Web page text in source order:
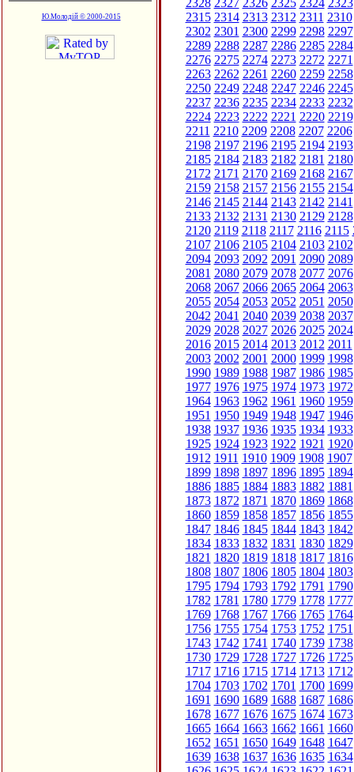
Ю.Молодій © 2000-2015
2328 2327 2326 2325 2324 2323
2315 2314 2313 2312 2311 2310
2302 2301 2300 2299 2298 2297
2289 2288 2287 2286 2285 2284
2276 2275 2274 2273 2272 2271
2263 2262 2261 2260 2259 2258
2250 2249 2248 2247 2246 2245
2237 2236 2235 2234 2233 2232
2224 2223 2222 2221 2220 2219
2211 2210 2209 2208 2207 2206
2198 2197 2196 2195 2194 2193
2185 2184 2183 2182 2181 2180
2172 2171 2170 2169 2168 2167
2159 2158 2157 2156 2155 2154
2146 2145 2144 2143 2142 2141
2133 2132 2131 2130 2129 2128
2120 2119 2118 2117 2116 2115
2107 2106 2105 2104 2103 2102
2094 2093 2092 2091 2090 2089
2081 2080 2079 2078 2077 2076
2068 2067 2066 2065 2064 2063
2055 2054 2053 2052 2051 2050
2042 2041 2040 2039 2038 2037
2029 2028 2027 2026 2025 2024
2016 2015 2014 2013 2012 2011
2003 2002 2001 2000 1999 1998
1990 1989 1988 1987 1986 1985
1977 1976 1975 1974 1973 1972
1964 1963 1962 1961 1960 1959
1951 1950 1949 1948 1947 1946
1938 1937 1936 1935 1934 1933
1925 1924 1923 1922 1921 1920
1912 1911 1910 1909 1908 1907
1899 1898 1897 1896 1895 1894
1886 1885 1884 1883 1882 1881
1873 1872 1871 1870 1869 1868
1860 1859 1858 1857 1856 1855
1847 1846 1845 1844 1843 1842
1834 1833 1832 1831 1830 1829
1821 1820 1819 1818 1817 1816
1808 1807 1806 1805 1804 1803
1795 1794 1793 1792 1791 1790
1782 1781 1780 1779 1778 1777
1769 1768 1767 1766 1765 1764
1756 1755 1754 1753 1752 1751
1743 1742 1741 1740 1739 1738
1730 1729 1728 1727 1726 1725
1717 1716 1715 1714 1713 1712
1704 1703 1702 1701 1700 1699
1691 1690 1689 1688 1687 1686
1678 1677 1676 1675 1674 1673
1665 1664 1663 1662 1661 1660
1652 1651 1650 1649 1648 1647
1639 1638 1637 1636 1635 1634